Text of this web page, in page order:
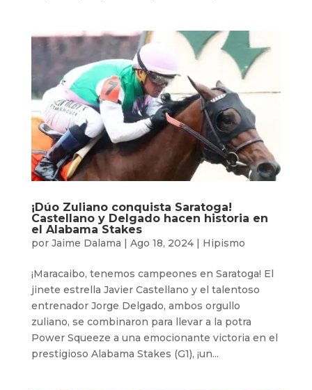
¡Dúo Zuliano conquista Saratoga!
Castellano y Delgado hacen historia en
el Alabama Stakes
por Jaime Dalama | Ago 18, 2024| Hipismo
¡Maracaibo, tenemos campeones en Saratoga! El
jinete estrella Javier Castellano y el talentoso
entrenador Jorge Delgado, ambos orgullo
zuliano, se combinaron para llevar a la potra
Power Squeeze a una emocionante victoria en el
prestigioso Alabama Stakes (G1), ¡un...